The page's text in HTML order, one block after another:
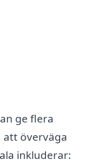
ge flera
att överväga
inkluderar: